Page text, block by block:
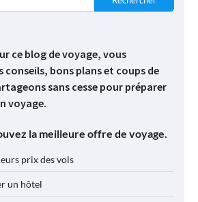
ce blog de voyage, vous
conseils, bons plans et coups de
sans cesse pour préparer
voyage.
la meilleure offre de voyage.
prix des vols
un hôtel